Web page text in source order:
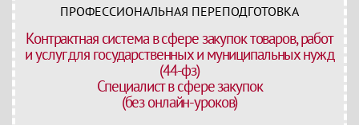
ПРОФЕССИОНАЛЬНАЯ ПЕРЕПОДГОТОВКА
Контрактная система в сфере закупок товаров, работ
и услуг для государственных и муниципальных нужд
(44-фз)
Специалист в сфере закупок
(без онлайн-уроков)